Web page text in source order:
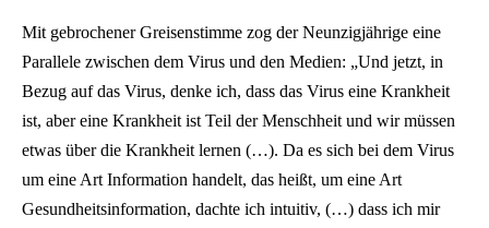
Mit gebrochener Greisenstimme zog der Neunzigjährige eine
Parallele zwischen dem Virus und den Medien: „Und jetzt, in
Bezug auf das Virus, denke ich, dass das Virus eine Krankheit
ist, aber eine Krankheit ist Teil der Menschheit und wir müssen
etwas über die Krankheit lernen (…). Da es sich bei dem Virus
um eine Art Information handelt, das heißt, um eine Art
Gesundheitsinformation, dachte ich intuitiv, (…) dass ich mir